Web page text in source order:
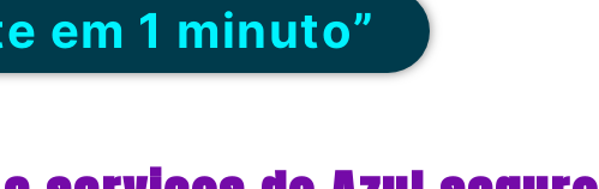
em 1 minuto”